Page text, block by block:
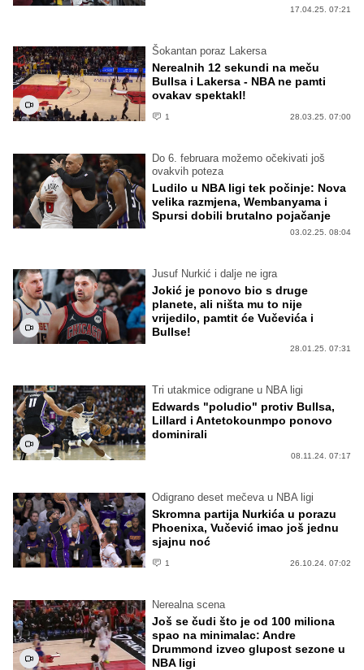
17.04.25. 07:21
Šokantan poraz Lakersa
Nerealnih 12 sekundi na meču
Bullsa i Lakersa - NBA ne pamti
ovakav spektakl!
1 28.03.25. 07:00
Do 6. februara možemo očekivati još
ovakvih poteza
Ludilo u NBA ligi tek počinje: Nova
velika razmjena, Wembanyama i
Spursi dobili brutalno pojačanje
03.02.25. 08:04
Jusuf Nurkić i dalje ne igra
Jokić je ponovo bio s druge
planete, ali ništa mu to nije
vrijedilo, pamtit će Vučevića i
Bullse!
28.01.25. 07:31
Tri utakmice odigrane u NBA ligi
Edwards "poludio" protiv Bullsa,
Lillard i Antetokounmpo ponovo
dominirali
08.11.24. 07:17
Odigrano deset mečeva u NBA ligi
Skromna partija Nurkića u porazu
Phoenixa, Vučević imao još jednu
sjajnu noć
1 26.10.24. 07:02
Nerealna scena
Još se čudi što je od 100 miliona
spao na minimalac: Andre
Drummond izveo glupost sezone u
NBA ligi